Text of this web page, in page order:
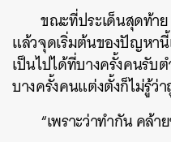
ขณะที่ประเด็นสุดท้า
แล้วจุดเริ่มต้นของปัญหานี้
เป็นไปได้ที่บางครั้งคนรับ
บางครั้งคนแต่งตั้งก็ไม่รู้ว่
“เพราะว่าทำกัน คล้า